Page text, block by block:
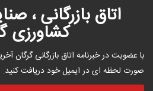
اتاق بازرگانی ،
کشاورزی
با عضویت در خبرنامه اتاق بازرگانی گرگان
صورت لحظه ای در ایمیل خود دریافت کنید.